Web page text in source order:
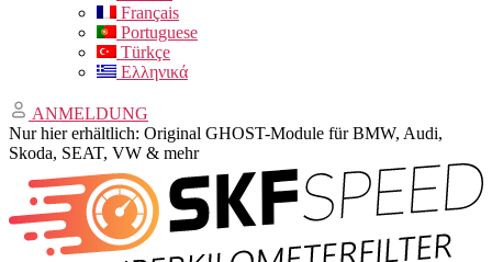
Français
Portuguese
Türkçe
Ελληνικά
ANMELDUNG
Nur hier erhältlich: Original GHOST-Module für BMW, Audi,
Skoda, SEAT, VW & mehr